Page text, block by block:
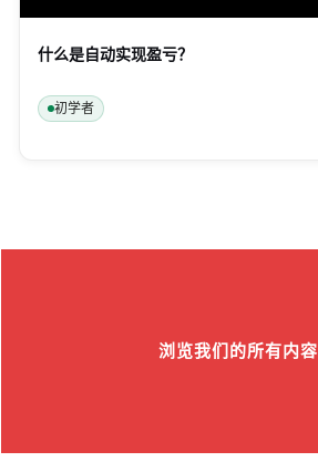
什么是自动实现盈亏？
初学者
浏览我们的所有内容